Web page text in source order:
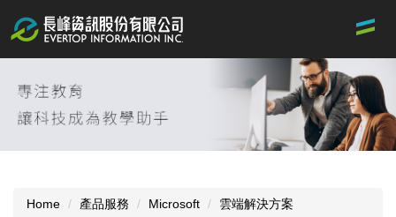
to
content
Home 產品服務 Microsoft 雲端解決方案